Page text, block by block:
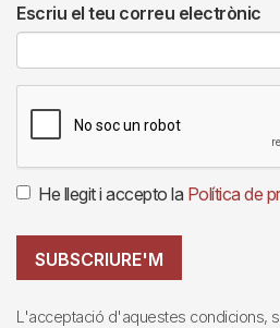
Escriu el teu correu electrònic
He llegit i accepto la Política de
SUBSCRIURE'M
L'acceptació d'aquestes condicions,